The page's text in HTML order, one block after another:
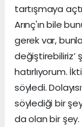
tartışmaya
Arınç'ın bile
gerek var,
değiştirebiliriz’
hatırlıyorum.
söyledi.
söylediği bir
da olan bir